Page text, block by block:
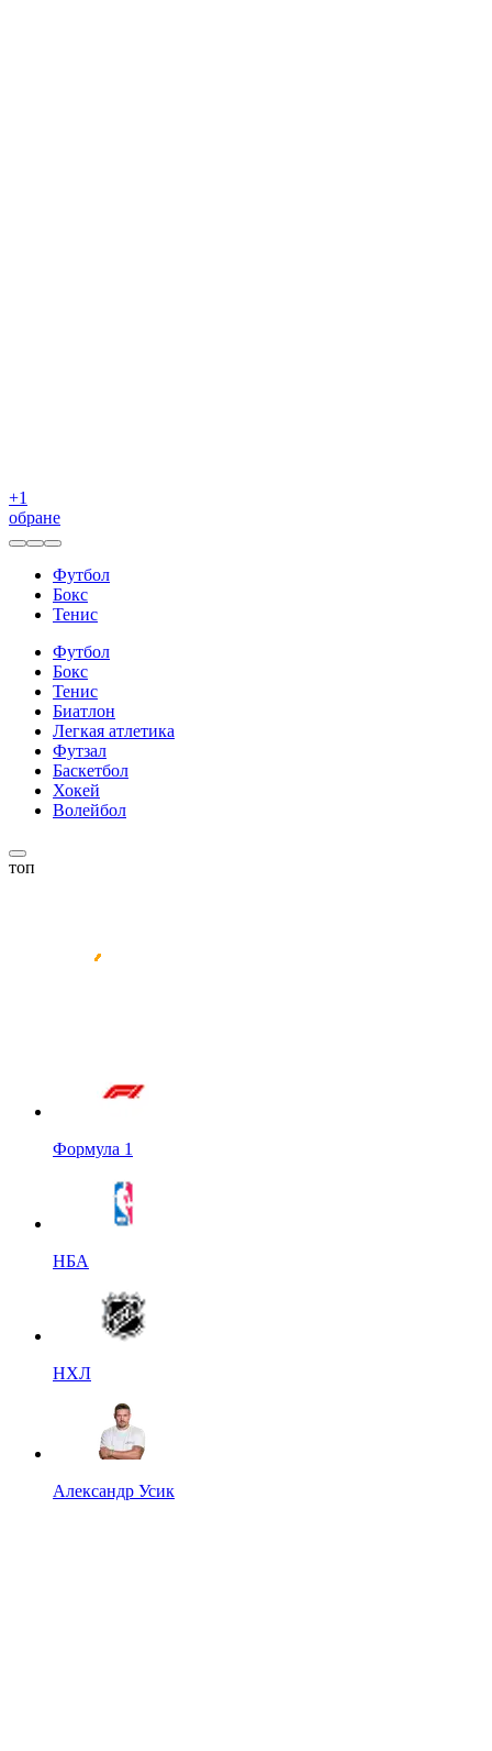
+1
обране
Футбол
Бокс
Тенис
Футбол
Бокс
Тенис
Биатлон
Легкая атлетика
Футзал
Баскетбол
Хокей
Волейбол
топ
Формула 1
НБА
НХЛ
Александр Усик